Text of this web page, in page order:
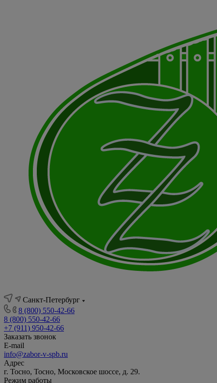
Санкт-Петербург
8 (800) 550-42-66
8 (800) 550-42-66
+7 (911) 950-42-66
Заказать звонок
E-mail
info@zabor-v-spb.ru
Адрес
г. Тосно, Тосно, Московское шоссе, д. 29.
Режим работы